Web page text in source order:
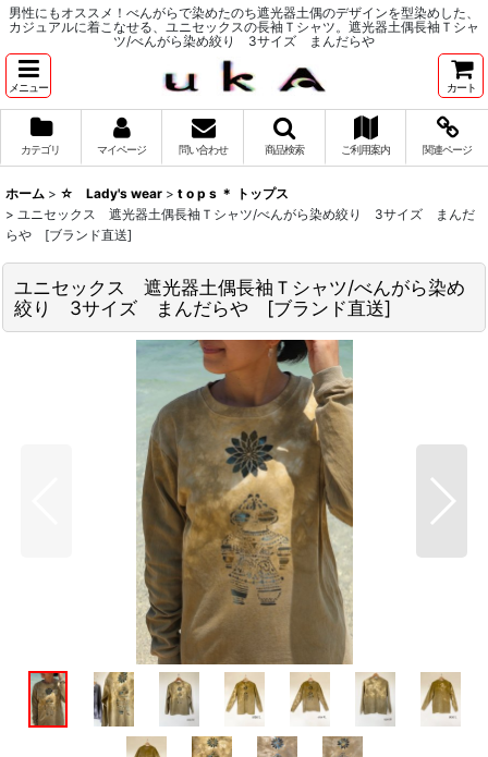
男性にもオススメ！べんがらで染めたのち遮光器土偶のデザインを型染めした、
カジュアルに着こなせる、ユニセックスの長袖Ｔシャツ。遮光器土偶長袖Ｔシャ
ツ/べんがら染め絞り 3サイズ まんだらや
メニュー カート
カテゴリ マイページ 問い合わせ 商品検索 ご利用案内 関連ページ
ホーム > ☆ Lady's wear > t o p s ＊ トップス
> ユニセックス 遮光器土偶長袖Ｔシャツ/べんがら染め絞り 3サイズ まんだ
らや [ブランド直送]
ユニセックス 遮光器土偶長袖Ｔシャツ/べんがら染め
絞り 3サイズ まんだらや [ブランド直送]